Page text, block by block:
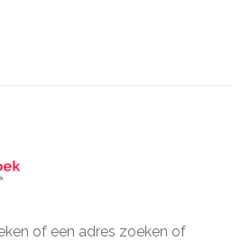
of een adres zoeken of